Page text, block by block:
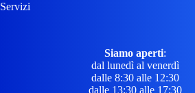
Servizi
Siamo aperti:
dal lunedì al venerdì
dalle 8:30 alle 12:30
dalle 13:30 alle 17:30